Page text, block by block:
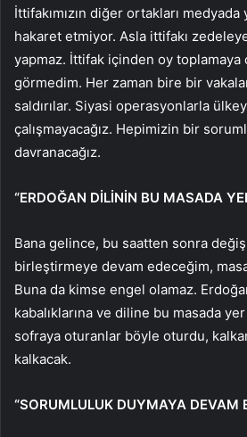
İttifakımızın diğer ortakları
hakaret etmiyor. Asla ittifakı
yapmaz. İttifak içinden oy toplamaya
görmedim. Her zaman bire bir
saldırılar. Siyasi operasyonlarla
çalışmayacağız. Hepimizin bir
davranacağız.
“ERDOĞAN DİLİNİN BU MASADA
Bana gelince, bu saatten sonra
birleştirmeye devam edeceğim,
Buna da kimse engel olamaz.
kabalıklarına ve diline bu masada yer
sofraya oturanlar böyle oturdu,
kalkacak.
“SORUMLULUK DUYMAYA DEVAM